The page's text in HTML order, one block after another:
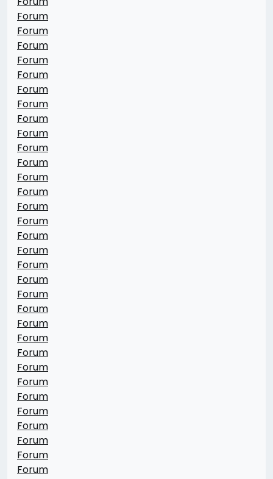
Forum
Forum
Forum
Forum
Forum
Forum
Forum
Forum
Forum
Forum
Forum
Forum
Forum
Forum
Forum
Forum
Forum
Forum
Forum
Forum
Forum
Forum
Forum
Forum
Forum
Forum
Forum
Forum
Forum
Forum
Forum
Forum